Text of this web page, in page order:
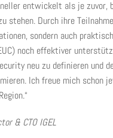
entwickelt als je
stehen. Durch ihre
sondern auch
noch effektiver
neu zu definieren und
Ich freue mich schon
& CTO IGEL